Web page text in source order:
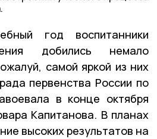
год воспитанники
добились немало
самой яркой из них
первенства России по
в конце октября
Капитанова. В планах
высоких результатов на